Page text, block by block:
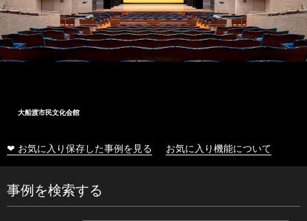
大船渡市民文化会館
❤ お気に入り保存した事例を見る お気に入り機能について
事例を検索する